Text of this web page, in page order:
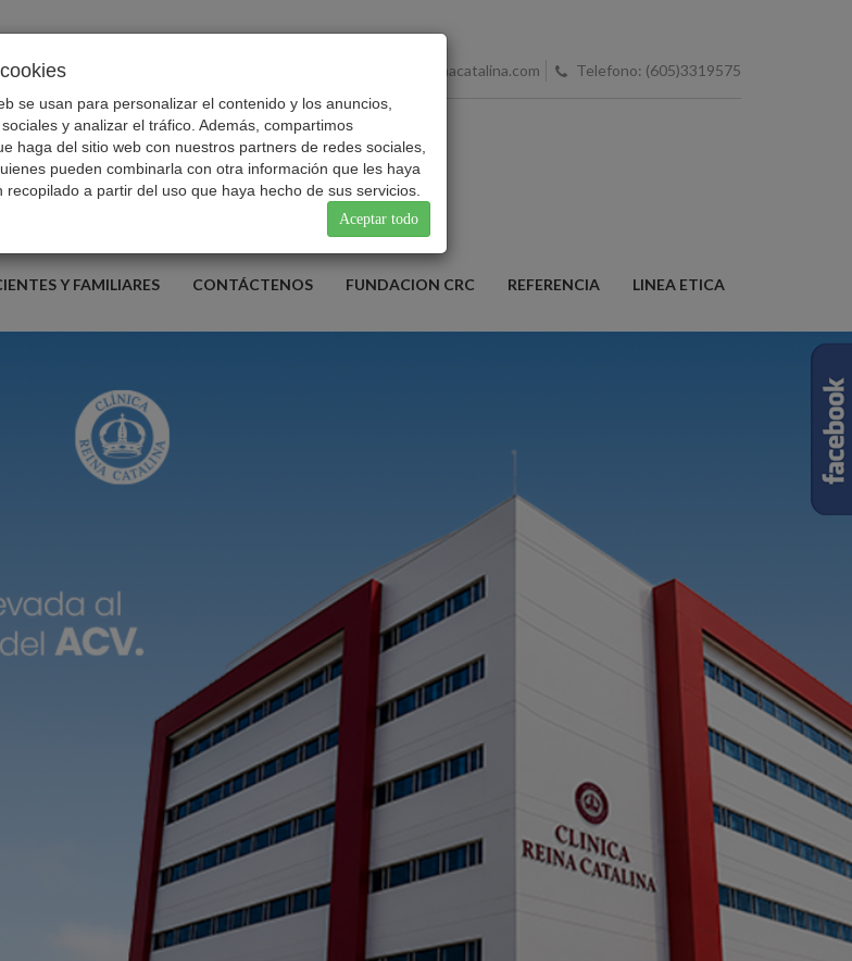
se usan para personalizar el contenido y los anuncios,
y analizar el tráfico. Además, compartimos
haga del sitio web con nuestros partners de redes sociales,
pueden combinarla con otra información que les haya
a partir del uso que haya hecho de sus servicios.
Aceptar todo
atencionalusuario@clinicareinacatalina.com
Telefono: (605)3319575
Y FAMILIARES CONTÁCTENOS FUNDACION CRC REFERENCIA LINEA ETICA